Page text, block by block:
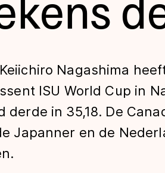
historie
Spelen
Keiichiro Nagashima
ISU World Cup in
derde in 35,18. De
Japanner en de